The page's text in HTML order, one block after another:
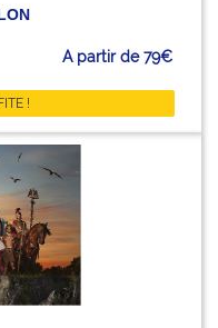
A partir de 79€
!